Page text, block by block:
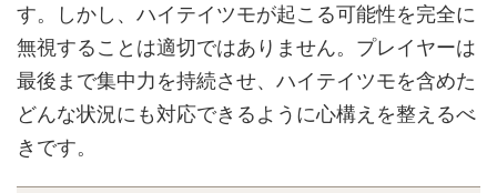
す。しかし、ハイテイツモが起こる可能性を完全に
無視することは適切ではありません。プレイヤーは
最後まで集中力を持続させ、ハイテイツモを含めた
どんな状況にも対応できるように心構えを整えるべ
きです。